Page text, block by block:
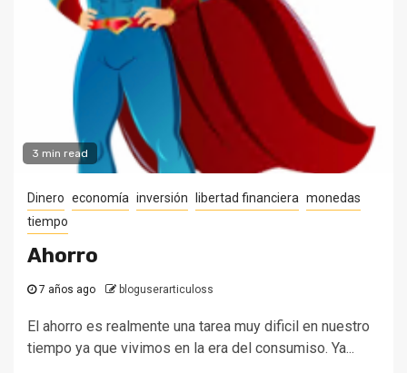
3 min read
Dinero economía inversión libertad financiera monedas
tiempo
Ahorro
7 años ago bloguserarticuloss
El ahorro es realmente una tarea muy dificil en nuestro
tiempo ya que vivimos en la era del consumiso. Ya...